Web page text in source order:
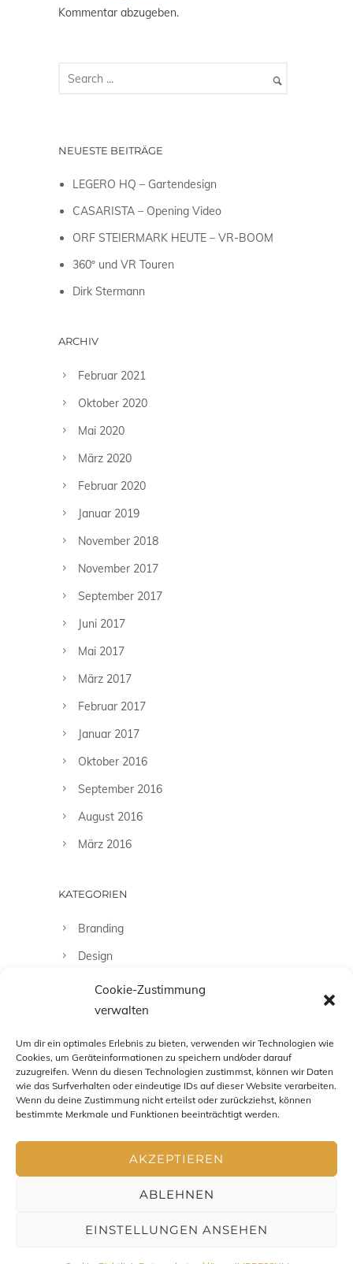
Cookie-Zustimmung
verwalten
Um dir ein optimales Erlebnis zu bieten, verwenden wir Technologien wie
Cookies, um Geräteinformationen zu speichern und/oder darauf
zuzugreifen. Wenn du diesen Technologien zustimmst, können wir Daten
wie das Surfverhalten oder eindeutige IDs auf dieser Website verarbeiten.
Wenn du deine Zustimmung nicht erteilst oder zurückziehst, können
bestimmte Merkmale und Funktionen beeinträchtigt werden.
AKZEPTIEREN
ABLEHNEN
EINSTELLUNGEN ANSEHEN
Kommentar abzugeben.
NEUESTE BEITRÄGE
LEGERO HQ – Gartendesign
CASARISTA – Opening Video
ORF STEIERMARK HEUTE – VR-BOOM
360º und VR Touren
Dirk Stermann
ARCHIV
Februar 2021
Oktober 2020
Mai 2020
März 2020
Februar 2020
Januar 2019
November 2018
November 2017
September 2017
Juni 2017
Mai 2017
März 2017
Februar 2017
Januar 2017
Oktober 2016
September 2016
August 2016
März 2016
KATEGORIEN
Branding
Design
Fashion
Fotografie
Uncategorized